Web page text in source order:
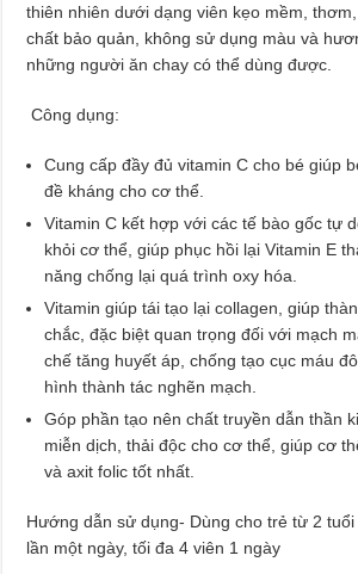
thiên nhiên dưới dạng viên kẹo mềm,
chất bảo quản, không sử dụng màu và
những người ăn chay có thể dùng được.
Công dụng:
Cung cấp đầy đủ vitamin C cho bé giúp
đề kháng cho cơ thể.
Vitamin C kết hợp với các tế bào gốc tự
khỏi cơ thể, giúp phục hồi lại Vitamin E
năng chống lại quá trình oxy hóa.
Vitamin giúp tái tạo lại collagen, giúp
chắc, đặc biệt quan trọng đối với mạch
chế tăng huyết áp, chống tạo cục máu
hình thành tác nghẽn mạch.
Góp phần tạo nên chất truyền dẫn thần
miễn dịch, thải độc cho cơ thể, giúp cơ
và axit folic tốt nhất.
Hướng dẫn sử dụng- Dùng cho trẻ từ 2
lần một ngày, tối đa 4 viên 1 ngày